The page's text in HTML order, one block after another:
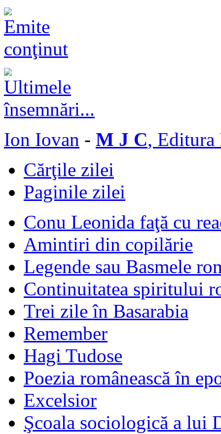
Ion Iovan - M J C, Editura
Cărţile zilei
Paginile zilei
Conu Leonida faţă cu
Amintiri din copilărie
Legende sau Basmele
Continuitatea spiritului
Trei zile în Basarabia
Remember
Hagi Tudose
Poezia românească în
Excelsior
Şcoala sociologică a lui